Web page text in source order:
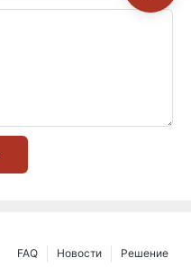
Решение
Новости
FAQ